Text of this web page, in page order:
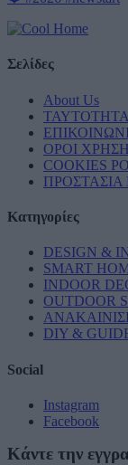
Σελίδες
About Us
ΤΑΥΤΟΤΗΤΑ
ΟΡΟΙ
COOKIES
Κατηγορίες
DESIGN &
SMART
INDOOR
OUTDOOR
DIY &
Social
Instagram
Facebook
Κάντε την